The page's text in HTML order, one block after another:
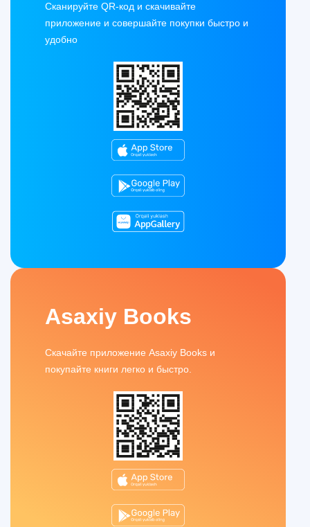
Сканируйте QR-код и скачивайте
приложение и совершайте покупки быстро и
удобно
Asaxiy Books
Скачайте приложение Asaxiy Books и
покупайте книги легко и быстро.